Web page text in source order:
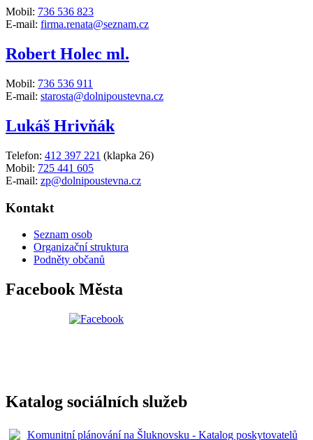
Mobil: 736 536 823
E-mail: firma.renata@seznam.cz
Robert Holec ml.
Mobil: 736 536 911
E-mail: starosta@dolnipoustevna.cz
Lukáš Hrivňák
Telefon: 412 397 221 (klapka 26)
Mobil: 725 441 605
E-mail: zp@dolnipoustevna.cz
Kontakt
Seznam osob
Organizační struktura
Podněty občanů
Facebook Města
Katalog sociálních služeb